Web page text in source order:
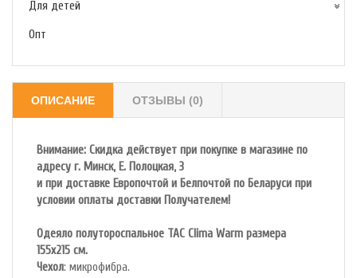
Для детей
Опт
ОПИСАНИЕ ОТЗЫВЫ (0)
Внимание: Скидка действует при покупке в магазине по
адресу г. Минск, Е. Полоцкая, 3
и при доставке Европочтой и Белпочтой по Беларуси при
условии оплаты доставки Получателем!
Одеяло полутороспальное TAC Clima Warm размера
155х215 см.
Чехол: микрофибра.